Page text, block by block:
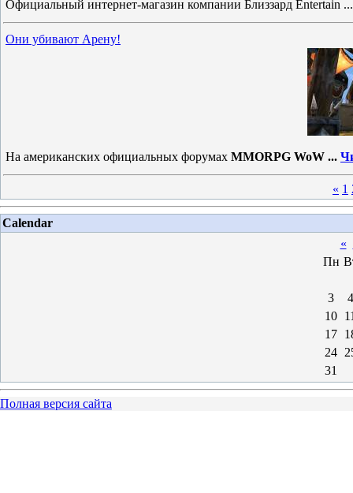
Официальный интернет-магазин компании Близзард Entertain
Они убивают Арену!
На американских официальных форумах MMORPG WoW ...
« 1
Calendar
«
Пн
3
4
10
17
24
31
Полная версия сайта